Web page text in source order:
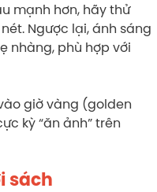
mạnh hơn, hãy thử
Ngược lại, ánh sáng
nhàng, phù hợp với
giờ vàng (golden
kỳ “ăn ảnh” trên
sách